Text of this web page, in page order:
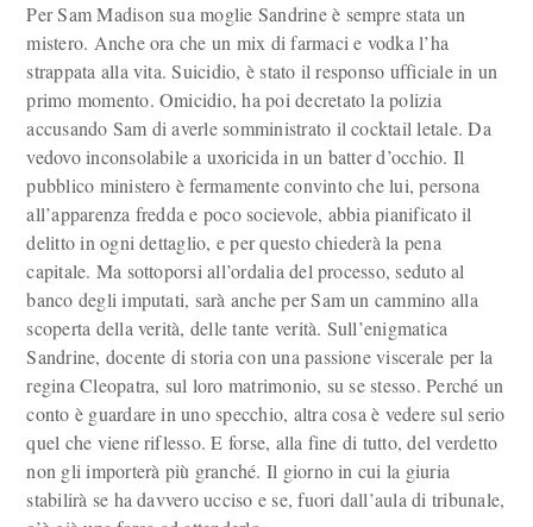
Per Sam Madison sua moglie Sandrine è sempre stata un
mistero. Anche ora che un mix di farmaci e vodka l’ha
strappata alla vita. Suicidio, è stato il responso ufficiale in un
primo momento. Omicidio, ha poi decretato la polizia
accusando Sam di averle somministrato il cocktail letale. Da
vedovo inconsolabile a uxoricida in un batter d’occhio. Il
pubblico ministero è fermamente convinto che lui, persona
all’apparenza fredda e poco socievole, abbia pianificato il
delitto in ogni dettaglio, e per questo chiederà la pena
capitale. Ma sottoporsi all’ordalia del processo, seduto al
banco degli imputati, sarà anche per Sam un cammino alla
scoperta della verità, delle tante verità. Sull’enigmatica
Sandrine, docente di storia con una passione viscerale per la
regina Cleopatra, sul loro matrimonio, su se stesso. Perché un
conto è guardare in uno specchio, altra cosa è vedere sul serio
quel che viene riflesso. E forse, alla fine di tutto, del verdetto
non gli importerà più granché. Il giorno in cui la giuria
stabilirà se ha davvero ucciso e se, fuori dall’aula di tribunale,